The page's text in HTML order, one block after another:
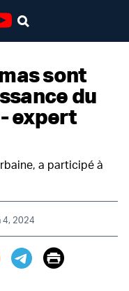
sont
du
expert
a participé à
4, 2024
Print